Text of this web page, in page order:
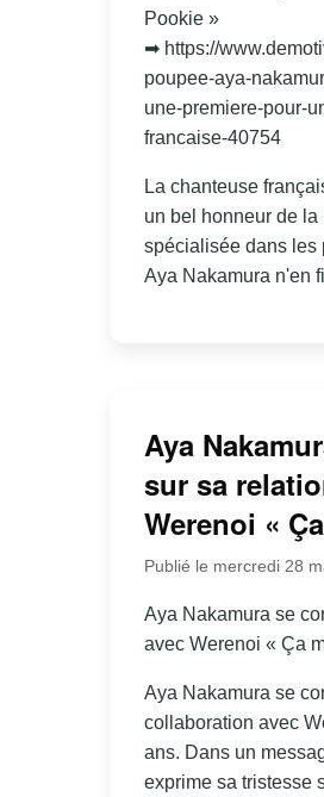
Pookie »
➡ https://
poupee-aya-
une-premiere-pour-
francaise-40754
La chanteuse
un bel honneur de
spécialisée dans les
Aya Nakamura n'en
Aya
sur sa
Werenoi «
Publié le mercredi 28
Aya Nakamura se
avec Werenoi « Ça
Aya Nakamura se
collaboration avec
ans. Dans un
exprime sa tristesse